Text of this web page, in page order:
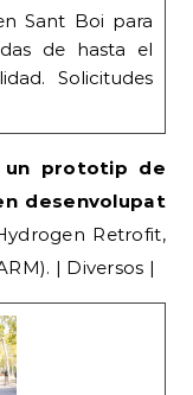
Sant Boi para
de hasta el
Solicitudes
un prototip de
desenvolupat
Retrofit,
| Diversos |